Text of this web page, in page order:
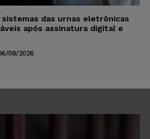
das urnas eletrônicas
após assinatura digital e
08/2026